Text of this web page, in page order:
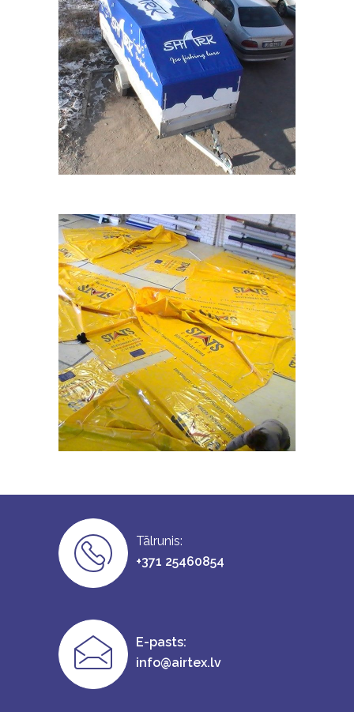
Tālrunis:
+371 25460854
E-pasts:
info@airtex.lv